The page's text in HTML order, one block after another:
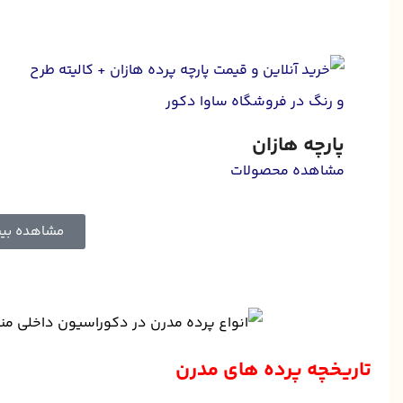
پارچه هازان
مشاهده محصولات
مشاهده
تاریخچه پرده های مدرن